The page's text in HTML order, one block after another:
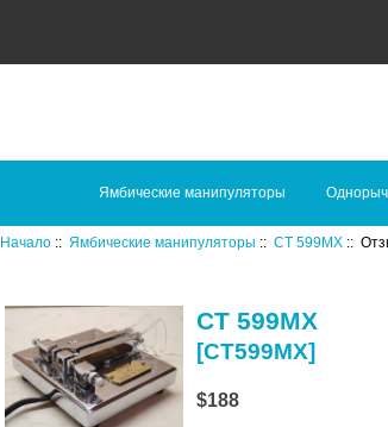
Ямбические манипуляторы
Начало :: Ямбические манипуляторы ::CT 599MX ::
CT 599MX
[CT599MX]
$188